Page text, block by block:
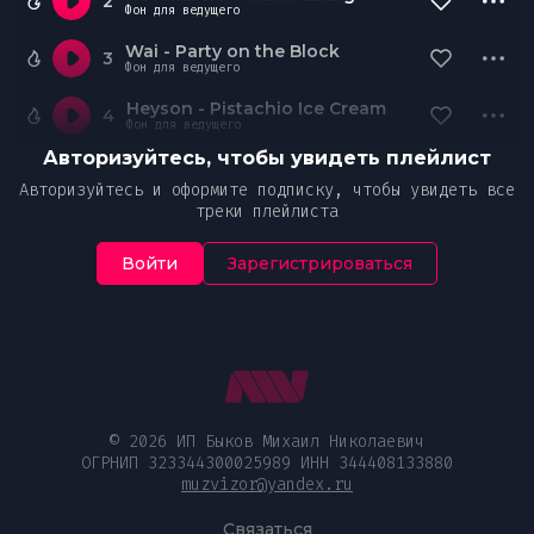
Фон для ведущего
3 Wai - Party on the Block
Фон для ведущего
4 Heyson - Pistachio Ice Cream
Фон для ведущего
Авторизуйтесь, чтобы увидеть плейлист
Авторизуйтесь и оформите подписку, чтобы увидеть все
треки плейлиста
Войти Зарегистрироваться
© 2026 ИП Быков Михаил Николаевич
ОГРНИП 323344300025989 ИНН 344408133880
muzvizor@yandex.ru
Связаться